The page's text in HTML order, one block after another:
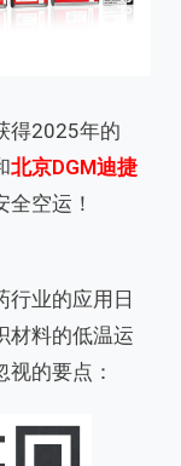
得2025年的
北京DGM迪捷
全空运！
行业的应用日
材料的低温运
的要点：